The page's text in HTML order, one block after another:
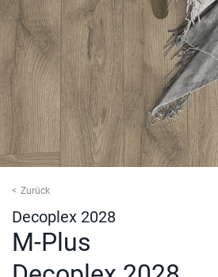
Zurück
Decoplex 2028
M-Plus